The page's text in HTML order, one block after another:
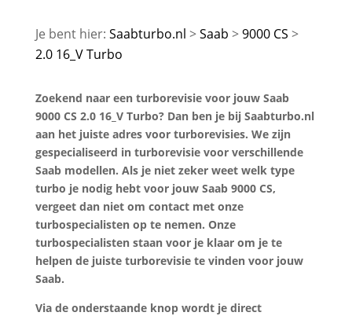
Saabturbo.nl Saab
9000 CS
2.0 16_V Turbo
Zoekend naar een turborevisie voor jouw Saab
9000 CS 2.0 16_V Turbo? Dan ben je bij Saabturbo.nl
aan het juiste adres voor turborevisies. We zijn
gespecialiseerd in turborevisie voor verschillende
Saab modellen. Als je niet zeker weet welk type
turbo je nodig hebt voor jouw Saab 9000 CS,
vergeet dan niet om contact met onze
turbospecialisten op te nemen. Onze
turbospecialisten staan voor je klaar om je te
helpen de juiste turborevisie te vinden voor jouw
Saab.
Via de onderstaande knop wordt je direct